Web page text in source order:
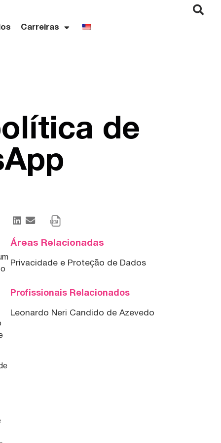
Carreiras
de
Áreas Relacionadas
Privacidade e Proteção de Dados
Profissionais Relacionados
Leonardo Neri Candido de Azevedo